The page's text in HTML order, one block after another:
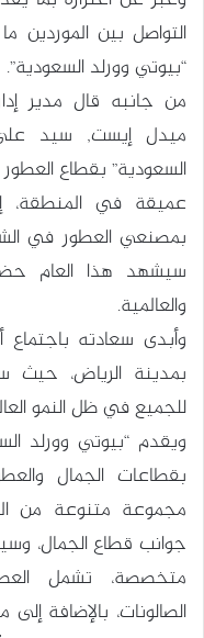
التواصل بين الموردين
“بيوتي وورلد السعودية”.
من جانبه قال مدير
ميدل إيست, سيد
السعودية” بقطاع
عميقة في المنطقة،
بمصنعي العطور في
سيشهد هذا العام
والعالمية.
وأبدى سعادته
بمدينة الرياض،
للجميع في ظل النمو
ويقدم “بيوتي وورلد
بقطاعات الجمال
مجموعة متنوعة من
جوانب قطاع الجمال،
متخصصة، تشمل
الصالونات، بالإضافة